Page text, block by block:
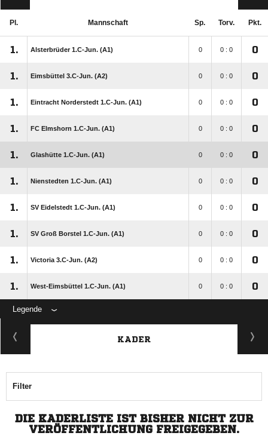
Pl. Mannschaft Sp. Torv. Pkt.
1. Alsterbrüder 1.C-Jun. (A1) 0 0 : 0 0
1. Eimsbüttel 3.C-Jun. (A2) 0 0 : 0 0
1. Eintracht Norderstedt 1.C-Jun. (A1) 0 0 : 0 0
1. FC Elmshorn 1.C-Jun. (A1) 0 0 : 0 0
1. Glashütte 1.C-Jun. (A1) 0 0 : 0 0
1. Nienstedten 1.C-Jun. (A1) 0 0 : 0 0
1. SV Eidelstedt 1.C-Jun. (A1) 0 0 : 0 0
1. SV Groß Borstel 1.C-Jun. (A1) 0 0 : 0 0
1. Victoria 3.C-Jun. (A2) 0 0 : 0 0
1. West-Eimsbüttel 1.C-Jun. (A1) 0 0 : 0 0
Legende
KADER
Filter
DIE KADERLISTE IST BISHER NICHT ZUR
VERÖFFENTLICHUNG FREIGEGEBEN.